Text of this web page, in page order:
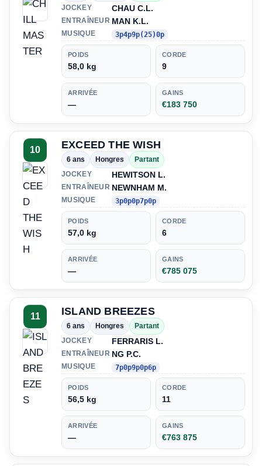
JOCKEY
CHAU C.L.
ENTRAÎNEUR MAN K.L.
MUSIQUE 3p4p9p(25)0p
POIDS
58,0 kg
CORDE
9
ARRIVÉE
—
GAINS
€183 750
10 EXCEED THE WISH
6 ans Hongres
Partant
JOCKEY
HEWITSON L.
ENTRAÎNEUR NEWNHAM M.
MUSIQUE 3p0p0p7p0p
POIDS
57,0 kg
CORDE
6
ARRIVÉE
—
GAINS
€785 075
11 ISLAND BREEZES
6 ans Hongres
Partant
JOCKEY
FERRARIS L.
ENTRAÎNEUR NG P.C.
MUSIQUE 7p0p9p0p6p
POIDS
56,5 kg
CORDE
11
ARRIVÉE
—
GAINS
€763 875